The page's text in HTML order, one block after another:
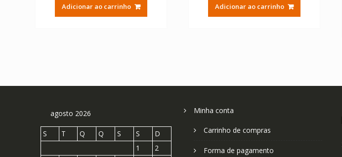
Adicionar ao carrinho Adicionar ao carrinho
agosto 2026
S T Q Q S S
D
1
2
Minha conta
Carrinho de compras
Forma de pagamento